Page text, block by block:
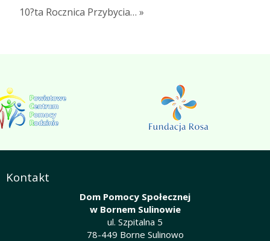
10?ta Rocznica Przybycia… »
Kontakt
Dom Pomocy Społecznej
w Bornem Sulinowie
ul. Szpitalna 5
78-449 Borne Sulinowo